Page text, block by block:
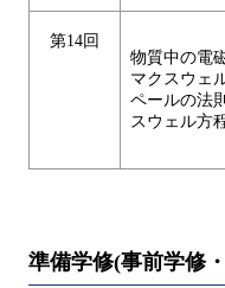
第14回
物質中の電
マクスウェ
ペールの法
スウェル方
準備学修(事前学修